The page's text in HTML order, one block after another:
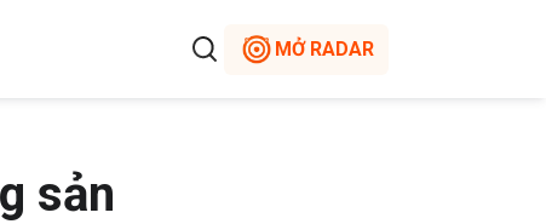
MỞ RADAR
sản